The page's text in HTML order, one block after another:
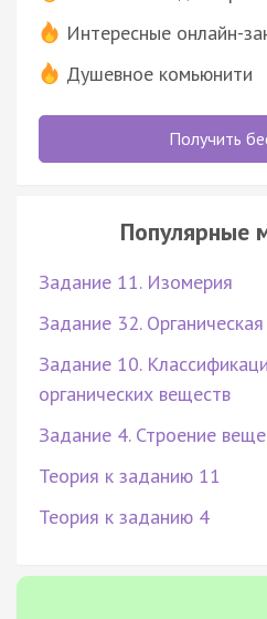
Интересные онлайн-
Душевное комьюнити
Получить
Популярные
Задание 11. Изомерия
Задание 32.
Задание 10.
органических веществ
Задание 4. Строение
Теория к заданию 11
Теория к заданию 4